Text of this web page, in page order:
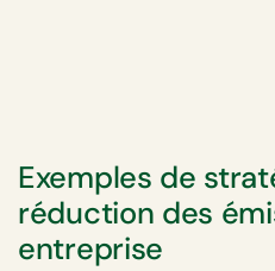
Exemples de
réduction des
entreprise